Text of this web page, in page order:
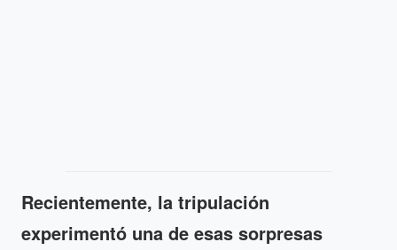
Recientemente, la tripulación
experimentó una de esas sorpresas